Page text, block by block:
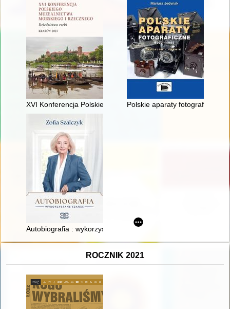
XVI Konferencja Polskiego Muzealnictwa Morskiego i
Polskie aparaty fotograficzne
Autobiografia : wykorzystane szanse
ROCZNIK 2021